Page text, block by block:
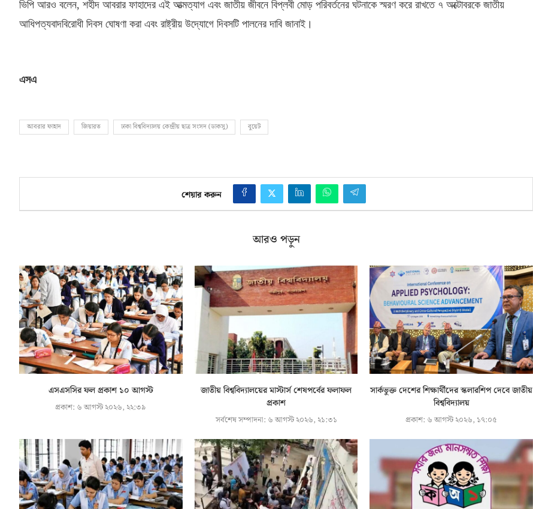
ভিপি আরও বলেন, শহীদ আবরার ফাহাদের এই আত্মত্যাগ এবং জাতীয় জীবনে বিপ্লবী মোড় পরিবর্তনের ঘটনাকে স্মরণ করে রাখতে ৭ অক্টোবরকে জাতীয়
আধিপত্যবাদবিরোধী দিবস ঘোষণা করা এবং রাষ্ট্রীয় উদ্যোগে দিবসটি পালনের দাবি জানাই।
এসএ
আবরার ফাহাদ জিয়ারত ঢাকা বিশ্ববিদ্যালয় কেন্দ্রীয় ছাত্র সংসদ (ডাকসু) বুয়েট
শেয়ার করুন
আরও পড়ুন
এসএসসির ফল প্রকাশ ১০ আগস্ট
প্রকাশ: ৬ আগস্ট ২০২৬, ২২:৩৯
জাতীয় বিশ্ববিদ্যালয়ের মাস্টার্স শেষপর্বের ফলাফল
প্রকাশ
সর্বশেষ সম্পাদনা: ৬ আগস্ট ২০২৬, ২১:৩১
সার্কভুক্ত দেশের শিক্ষার্থীদের স্কলারশিপ দেবে জাতীয়
বিশ্ববিদ্যালয়
প্রকাশ: ৬ আগস্ট ২০২৬, ১৭:০৫